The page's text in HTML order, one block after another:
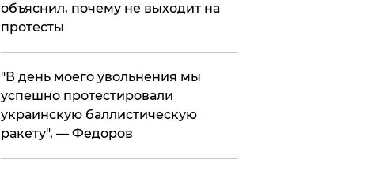
объяснил, почему не выходит на
протесты
​"В день моего увольнения мы
успешно протестировали
украинскую баллистическую
ракету", — Федоров